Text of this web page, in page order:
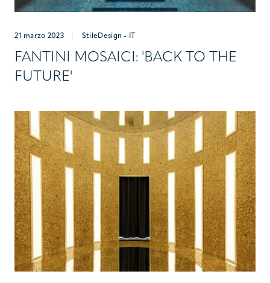
21 marzo 2023 StileDesign - IT
FANTINI MOSAICI: 'BACK TO THE
FUTURE'